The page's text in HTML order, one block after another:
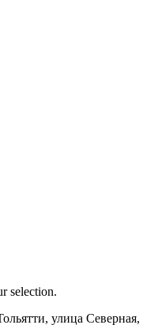
selection.
улица Северная,